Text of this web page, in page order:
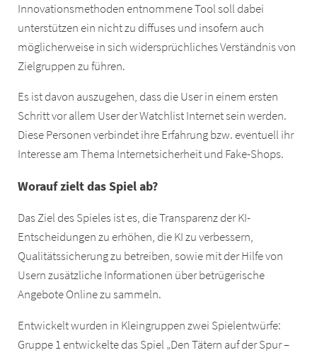
Innovationsmethoden entnommene Tool soll dabei
unterstützen ein nicht zu diffuses und insofern auch
möglicherweise in sich widersprüchliches Verständnis von
Zielgruppen zu führen.
Es ist davon auszugehen, dass die User in einem ersten
Schritt vor allem User der Watchlist Internet sein werden.
Diese Personen verbindet ihre Erfahrung bzw. eventuell ihr
Interesse am Thema Internetsicherheit und Fake-Shops.
Worauf zielt das Spiel ab?
Das Ziel des Spieles ist es, die Transparenz der KI-
Entscheidungen zu erhöhen, die KI zu verbessern,
Qualitätssicherung zu betreiben, sowie mit der Hilfe von
Usern zusätzliche Informationen über betrügerische
Angebote Online zu sammeln.
Entwickelt wurden in Kleingruppen zwei Spielentwürfe:
Gruppe 1 entwickelte das Spiel „Den Tätern auf der Spur –